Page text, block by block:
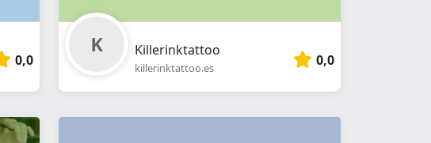
0,0
Killerinktattoo
killerinktattoo.es 0,0